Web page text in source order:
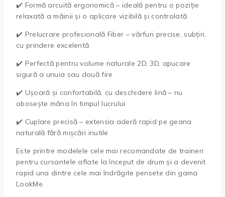
✔️ Formă arcuită ergonomică – ideală pentru o poziție
relaxată a mâinii și o aplicare vizibilă și controlată
✔️ Prelucrare profesională Fiber – vârfuri precise, subțiri,
cu prindere excelentă
✔️ Perfectă pentru volume naturale 2D, 3D, apucare
sigură a unuia sau două fire
✔️ Ușoară și confortabilă, cu deschidere lină – nu
obosește mâna în timpul lucrului
✔️ Cuplare precisă – extensia aderă rapid pe geana
naturală fără mișcări inutile
Este printre modelele cele mai recomandate de traineri
pentru cursantele aflate la început de drum și a devenit
rapid una dintre cele mai îndrăgite pensete din gama
LookMe.